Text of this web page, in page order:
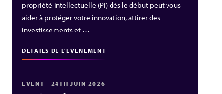
propriété intellectuelle (PI) dès le début peut vous
aider à protéger votre innovation, attirer des
investissements et …
DÉTAILS DE L'ÉVÉNEMENT
EVENT - 24TH JUIN 2026